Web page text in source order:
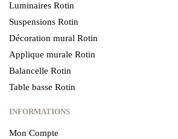
Luminaires Rotin
Suspensions Rotin
Décoration mural Rotin
Applique murale Rotin
Balancelle Rotin
Table basse Rotin
INFORMATIONS
Mon Compte